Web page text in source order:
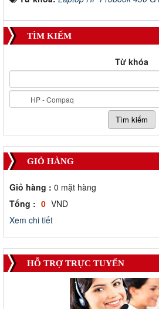
TÌM KIẾM
Từ khóa
GIỎ HÀNG
Giỏ hàng : 0 mặt hàng
Tổng : 0 VND
Xem chi tiết
HỖ TRỢ TRỰC TUYẾN